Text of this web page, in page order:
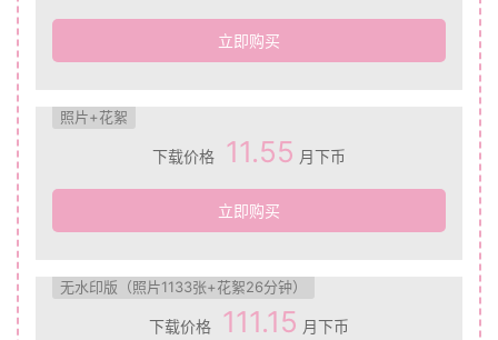
立即购买
照片+花絮
下载价格 11.55 月下币
立即购买
无水印版（照片1133张+花絮26分钟）
下载价格 111.15 月下币